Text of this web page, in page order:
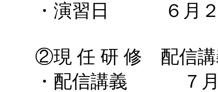
・演習日 ６月２
②現 任 研 修 配信講
・配信講義 ７月